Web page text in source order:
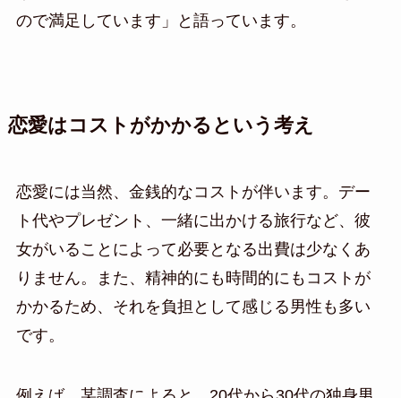
ので満足しています」と語っています。
恋愛はコストがかかるという考え
恋愛には当然、金銭的なコストが伴います。デー
ト代やプレゼント、一緒に出かける旅行など、彼
女がいることによって必要となる出費は少なくあ
りません。また、精神的にも時間的にもコストが
かかるため、それを負担として感じる男性も多い
です。